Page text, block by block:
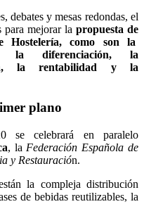
debates y mesas redondas, el
para mejorar la propuesta de
Hostelería, como son la
la diferenciación, la
la rentabilidad y la
plano
se celebrará en paralelo
, la Federación Española de
y Restauración.
la compleja distribución
de bebidas reutilizables, la